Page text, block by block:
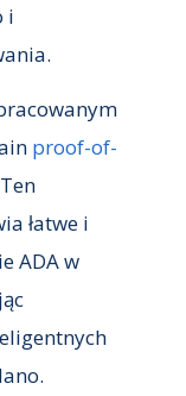
i
proof-of-
łatwe i
ADA w